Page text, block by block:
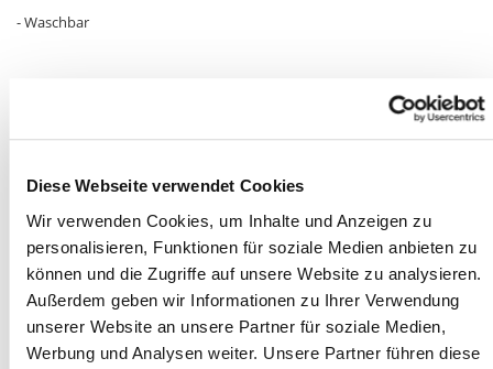
Diese Webseite verwendet Cookies
Wir verwenden Cookies, um Inhalte und Anzeigen zu
personalisieren, Funktionen für soziale Medien anbieten zu
können und die Zugriffe auf unsere Website zu analysieren.
Außerdem geben wir Informationen zu Ihrer Verwendung
unserer Website an unsere Partner für soziale Medien,
Werbung und Analysen weiter. Unsere Partner führen diese
- Waschbar
Unverbindlich anfragen
Mehr aus der KategorieWohndecken